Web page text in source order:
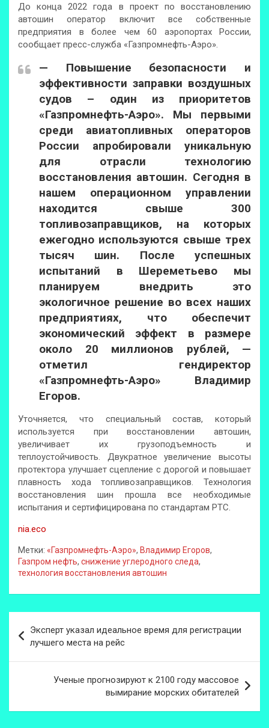
До конца 2022 года в проект по восстановлению
автошин оператор включит все собственные
предприятия в более чем 60 аэропортах России,
сообщает пресс-служба «Газпромнефть-Аэро».
— Повышение безопасности и
эффективности заправки воздушных
судов – один из приоритетов
«Газпромнефть-Аэро». Мы первыми
среди авиатопливных операторов
России апробировали уникальную
для отрасли технологию
восстановления автошин. Сегодня в
нашем операционном управлении
находится свыше 300
топливозаправщиков, на которых
ежегодно используются свыше трех
тысяч шин. После успешных
испытаний в Шереметьево мы
планируем внедрить это
экологичное решение во всех наших
предприятиях, что обеспечит
экономический эффект в размере
около 20 миллионов рублей, —
отметил гендиректор
«Газпромнефть-Аэро» Владимир
Егоров.
Уточняется, что специальный состав, который
используется при восстановлении автошин,
увеличивает их грузоподъемность и
теплоустойчивость. Двукратное увеличение высоты
протектора улучшает сцепление с дорогой и повышает
плавность хода топливозаправщиков. Технология
восстановления шин прошла все необходимые
испытания и сертифицирована по стандартам РТС.
nia.eco
Метки: «Газпромнефть-Аэро», Владимир Егоров,
Газпром нефть, снижение углеродного следа,
технология восстановления автошин
по
записям
Эксперт указал идеальное время для регистрации
лучшего места на рейс
Ученые прогнозируют к 2100 году массовое
вымирание морских обитателей